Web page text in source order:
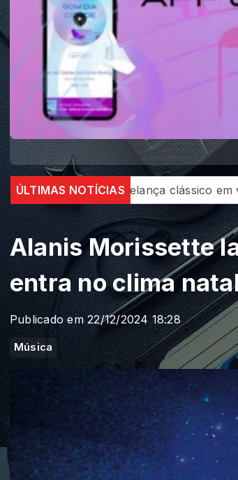
ÚLTIMAS NOTÍCIAS
restaurada Eagles estendem
Alanis Morissette
entra no clima
Publicado em 22/12/2024 18:28
Música